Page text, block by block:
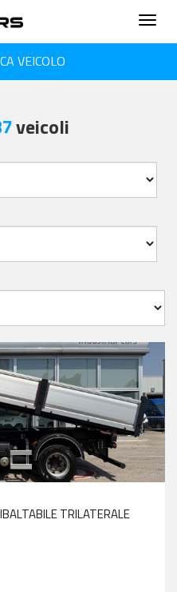
VEICOLO
veicoli
TRILATERALE